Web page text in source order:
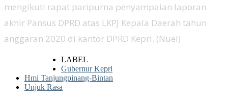
mengikuti rapat paripurna penyampaian laporan
akhir Pansus DPRD atas LKPJ Kepala Daerah tahun
anggaran 2020 di kantor DPRD Kepri. (Nuel)
LABEL
Gubernur Kepri
Hmi Tanjungpinang-Bintan
Unjuk Rasa